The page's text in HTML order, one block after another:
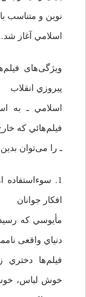
نوين و متناسب
اسلامي آغاز ‌شد.
ویژگی‌های
پيروزي انقلاب
اسلامي ـ به
فيلم‌هائي که
ـ را می‌توان
1. سوءاستفاده
افكار جوانان
مأيوسي كه
دنياي واقعی
فیلم‌ها دختري
خوش لباس،